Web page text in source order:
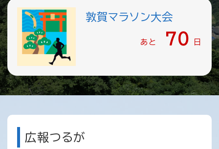
敦賀マラソン大会
あと 70 日
広報つるが